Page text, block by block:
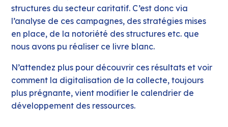
structures du secteur caritatif. C’est donc via
l’analyse de ces campagnes, des stratégies mises
en place, de la notoriété des structures etc. que
nous avons pu réaliser ce livre blanc.
N’attendez plus pour découvrir ces résultats et voir
comment la digitalisation de la collecte, toujours
plus prégnante, vient modifier le calendrier de
développement des ressources.